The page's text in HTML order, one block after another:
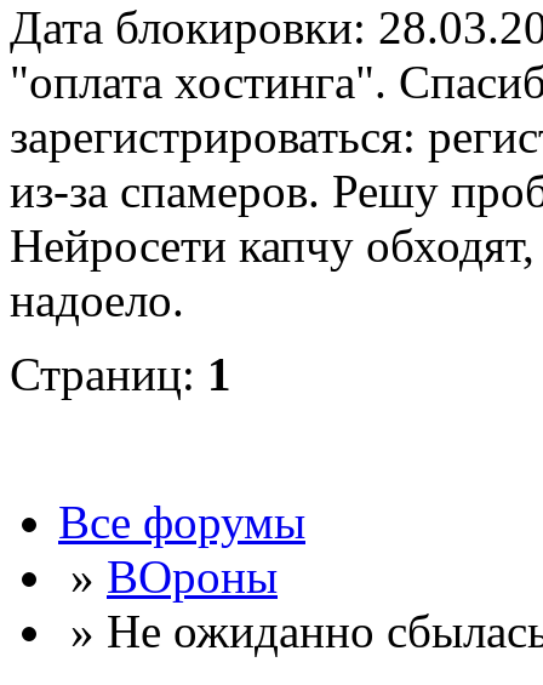
Дата блокировки:
"оплата хостинга".
зарегистрироваться:
из-за спамеров. Решу
Нейросети капчу
надоело.
Страниц: 1
Все форумы
» ВОроны
» Не ожиданно